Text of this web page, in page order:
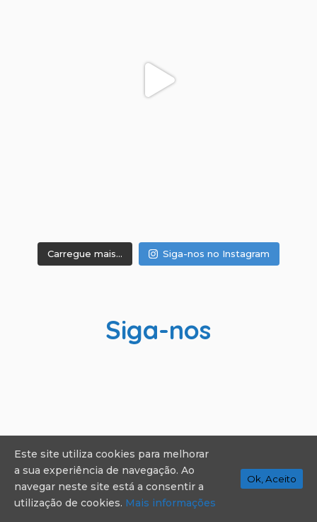
Carregue mais... Siga-nos no Instagram
Siga-nos
Este site utiliza cookies para melhorar
a sua experiência de navegação. Ao
navegar neste site está a consentir a
utilização de cookies. Mais informações
Ok, Aceito